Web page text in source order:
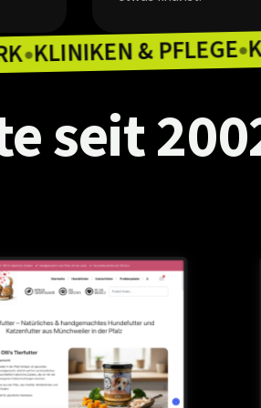
HANDWERK ●KLINIKEN
seit